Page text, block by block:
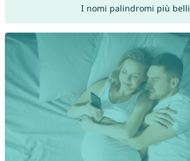
I nomi palindromi più belli